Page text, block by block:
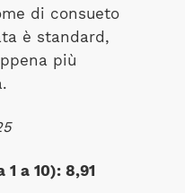
di consueto
è standard,
più
1 a 10): 8,91